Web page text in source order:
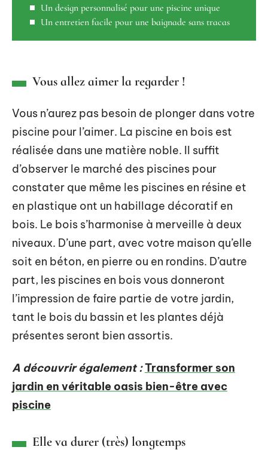
Un design personnalisé pour une piscine unique
Un entretien facile pour une baignade sans tracas
Vous allez aimer la regarder !
Vous n’aurez pas besoin de plonger dans votre
piscine pour l’aimer. La piscine en bois est
réalisée dans une matière noble. Il suffit
d’observer le marché des piscines pour
constater que même les piscines en résine et
en plastique ont un habillage décoratif en
bois. Le bois s’harmonise à merveille à deux
niveaux. D’une part, avec votre maison qu’elle
soit en béton, en pierre ou en rondins. D’autre
part, les piscines en bois vous donneront
l’impression de faire partie de votre jardin,
tant le bois du bassin et les plantes déjà
présentes seront bien assortis.
A découvrir également :Transformer son
jardin en véritable oasis bien-être avec
piscine
Elle va durer (très) longtemps